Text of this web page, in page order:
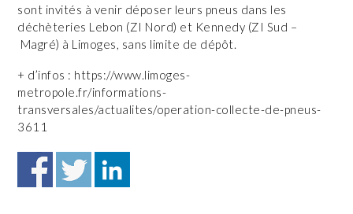
sont invités à venir déposer leurs pneus dans les
déchèteries Lebon (ZI Nord) et Kennedy (ZI Sud –
Magré) à Limoges, sans limite de dépôt.
+ d’infos : https://www.limoges-
metropole.fr/informations-
transversales/actualites/operation-collecte-de-pneus-
3611